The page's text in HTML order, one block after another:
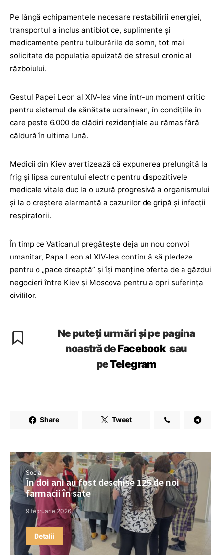
Pe lângă echipamentele necesare restabilirii energiei,
transportul a inclus antibiotice, suplimente și
medicamente pentru tulburările de somn, tot mai
solicitate de populația epuizată de stresul cronic al
războiului.
Gestul Papei Leon al XIV-lea vine într-un moment critic
pentru sistemul de sănătate ucrainean, în condițiile în
care peste 6.000 de clădiri rezidențiale au rămas fără
căldură în ultima lună.
Medicii din Kiev avertizează că expunerea prelungită la
frig și lipsa curentului electric pentru dispozitivele
medicale vitale duc la o uzură progresivă a organismului
și la o creștere alarmantă a cazurilor de gripă și infecții
respiratorii.
În timp ce Vaticanul pregătește deja un nou convoi
umanitar, Papa Leon al XIV-lea continuă să pledeze
pentru o „pace dreaptă” și își menține oferta de a găzdui
negocieri între Kiev și Moscova pentru a opri suferința
civililor.
Ne puteți urmări și pe pagina
noastră de Facebook sau
peTelegram
Share Tweet
Social
În doi ani au fost deschise 125 de noi
farmacii în sate
9 februarie 2026
Detalii